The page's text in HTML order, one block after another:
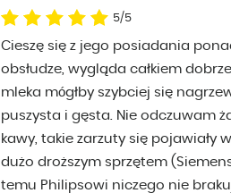
5/5
Cieszę się z jego posiadania
obsłudze, wygląda całkiem
mleka mógłby szybciej się
puszysta i gęsta. Nie odczuwam
kawy, takie zarzuty się pojawiały
dużo droższym sprzętem
temu Philipsowi niczego nie